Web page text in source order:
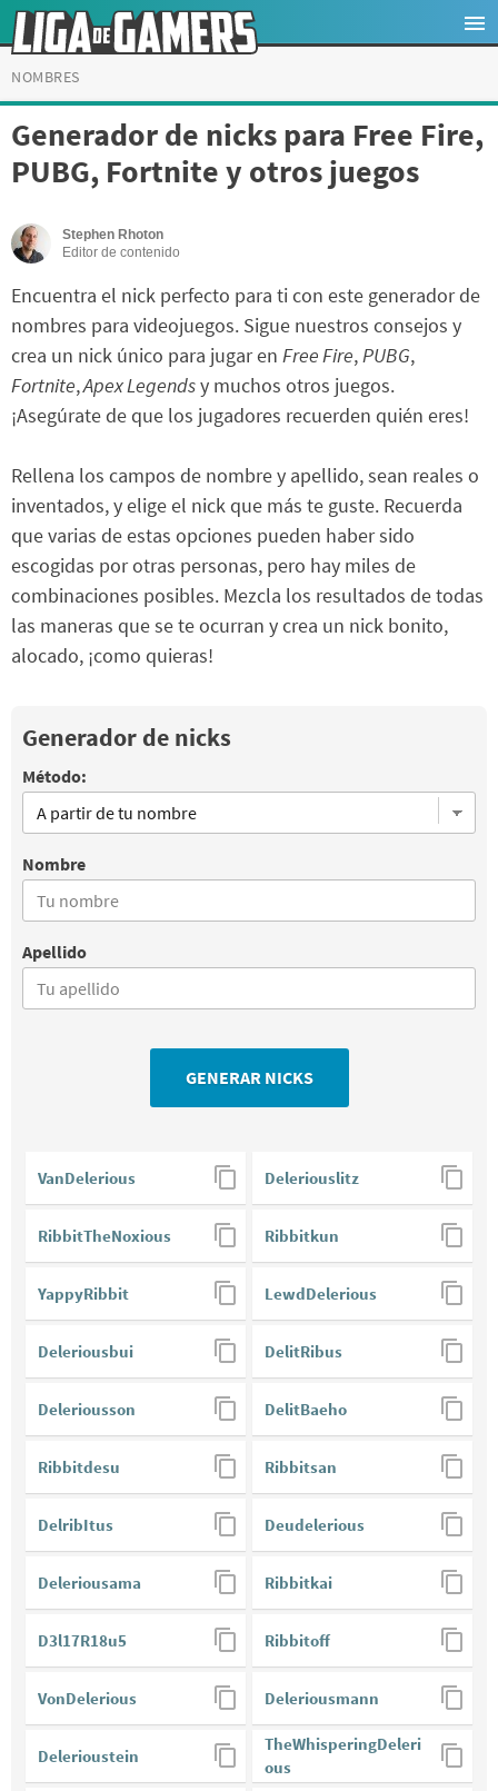
NOMBRES
Generador de nicks para Free Fire,
PUBG, Fortnite y otros juegos
Stephen Rhoton
Editor de contenido
Encuentra el nick perfecto para ti con este generador de
nombres para videojuegos. Sigue nuestros consejos y
crea un nick único para jugar en Free Fire,PUBG,
Fortnite,Apex Legendsy muchos otros juegos.
¡Asegúrate de que los jugadores recuerden quién eres!
Rellena los campos de nombre y apellido, sean reales o
inventados, y elige el nick que más te guste. Recuerda
que varias de estas opciones pueden haber sido
escogidas por otras personas, pero hay miles de
combinaciones posibles. Mezcla los resultados de todas
las maneras que se te ocurran y crea un nick bonito,
alocado, ¡como quieras!
Generador de nicks
Método:
Nombre
Apellido
VanDelerious Deleriouslitz
RibbitTheNoxious Ribbitkun
YappyRibbit LewdDelerious
Deleriousbui DelitRibus
Deleriousson DelitBaeho
Ribbitdesu Ribbitsan
DelribItus Deudelerious
Deleriousama Ribbitkai
D3l17R18u5 Ribbitoff
VonDelerious Deleriousmann
Delerioustein
TheWhisperingDeleri
ous